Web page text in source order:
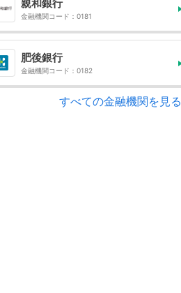
親和銀行
金融機関コード：0181
肥後銀行
金融機関コード：0182
すべての金融機関を見る